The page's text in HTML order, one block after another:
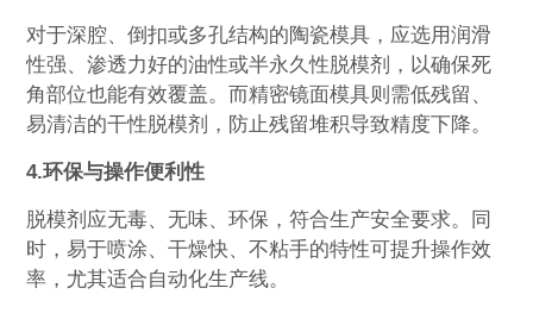
对于深腔、倒扣或多孔结构的陶瓷模具，应选用润滑
性强、渗透力好的油性或半永久性脱模剂，以确保死
角部位也能有效覆盖。而精密镜面模具则需低残留、
易清洁的干性脱模剂，防止残留堆积导致精度下降。
4.环保与操作便利性‌
脱模剂应无毒、无味、环保，符合生产安全要求。同
时，易于喷涂、干燥快、不粘手的特性可提升操作效
率，尤其适合自动化生产线。